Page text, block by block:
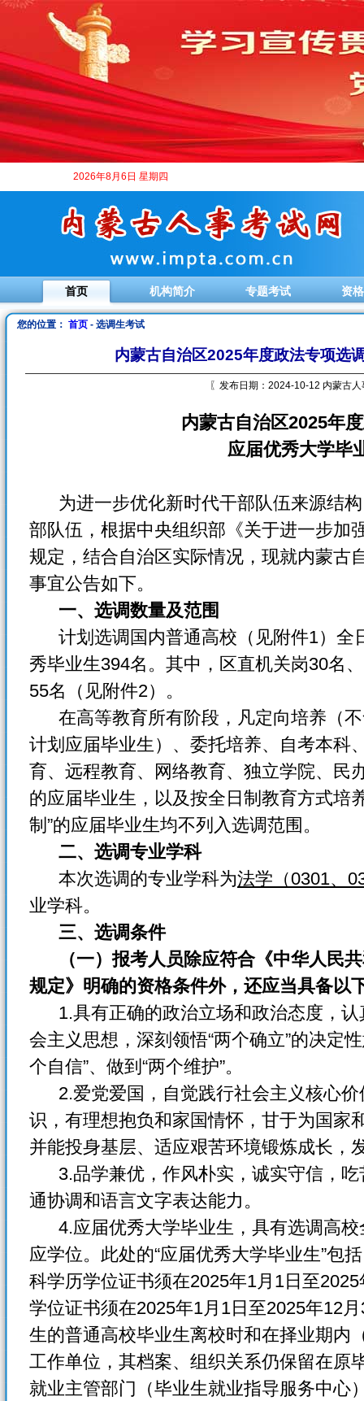
2026年8月6日 星期四
首页 机构简介 专题考试 资
您的位置： 首页- 选调生考试
内蒙古自治区2025年度政法专项选
〖发布日期：2024-10-12 内蒙古
内蒙古自治区2025年
应届优秀大学毕
为进一步优化新时代干部队伍来源结构
部队伍，根据中央组织部《关于进一步加
规定，结合自治区实际情况，现就内蒙古
事宜公告如下。
一、选调数量及范围
计划选调国内普通高校（见附件1）全
秀毕业生394名。其中，区直机关岗30名
55名（见附件2）。
在高等教育所有阶段，凡定向培养（不
计划应届毕业生）、委托培养、自考本科
育、远程教育、网络教育、独立学院、民
的应届毕业生，以及按全日制教育方式培
制”的应届毕业生均不列入选调范围。
二、选调专业学科
本次选调的专业学科为法学（0301、
业学科。
三、选调条件
（一）报考人员除应符合《中华人民
规定》明确的资格条件外，还应当具备以
1.具有正确的政治立场和政治态度，认
会主义思想，深刻领悟“两个确立”的决定
个自信”、做到“两个维护”。
2.爱党爱国，自觉践行社会主义核心价
识，有理想抱负和家国情怀，甘于为国家
并能投身基层、适应艰苦环境锻炼成长，
3.品学兼优，作风朴实，诚实守信，吃
通协调和语言文字表达能力。
4.应届优秀大学毕业生，具有选调高校
应学位。此处的“应届优秀大学毕业生”包
科学历学位证书须在2025年1月1日至
学位证书须在2025年1月1日至2025年12
生的普通高校毕业生离校时和在择业期内
工作单位，其档案、组织关系仍保留在原
就业主管部门（毕业生就业指导服务中心